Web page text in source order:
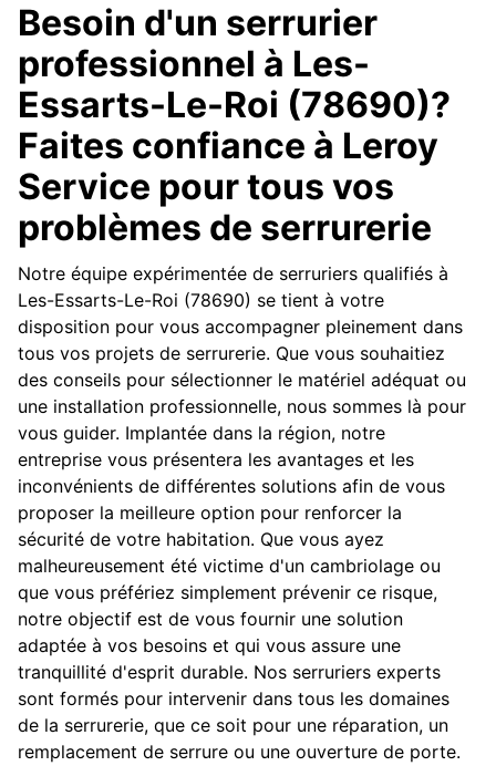
Besoin d'un serrurier
professionnel à Les-
Essarts-Le-Roi (78690)?
Faites confiance à Leroy
Service pour tous vos
problèmes de serrurerie
Notre équipe expérimentée de serruriers qualifiés à
Les-Essarts-Le-Roi (78690) se tient à votre
disposition pour vous accompagner pleinement dans
tous vos projets de serrurerie. Que vous souhaitiez
des conseils pour sélectionner le matériel adéquat ou
une installation professionnelle, nous sommes là pour
vous guider. Implantée dans la région, notre
entreprise vous présentera les avantages et les
inconvénients de différentes solutions afin de vous
proposer la meilleure option pour renforcer la
sécurité de votre habitation. Que vous ayez
malheureusement été victime d'un cambriolage ou
que vous préfériez simplement prévenir ce risque,
notre objectif est de vous fournir une solution
adaptée à vos besoins et qui vous assure une
tranquillité d'esprit durable. Nos serruriers experts
sont formés pour intervenir dans tous les domaines
de la serrurerie, que ce soit pour une réparation, un
remplacement de serrure ou une ouverture de porte.